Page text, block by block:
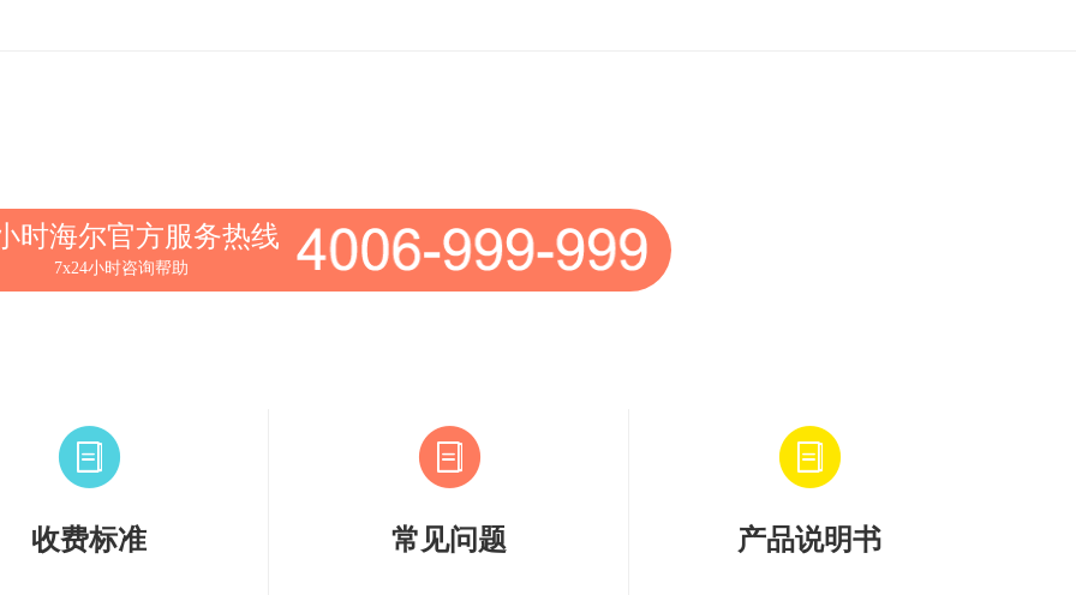
时海尔官方服务热线
7x24小时咨询帮助
收费标准 常见问题 产品说明书